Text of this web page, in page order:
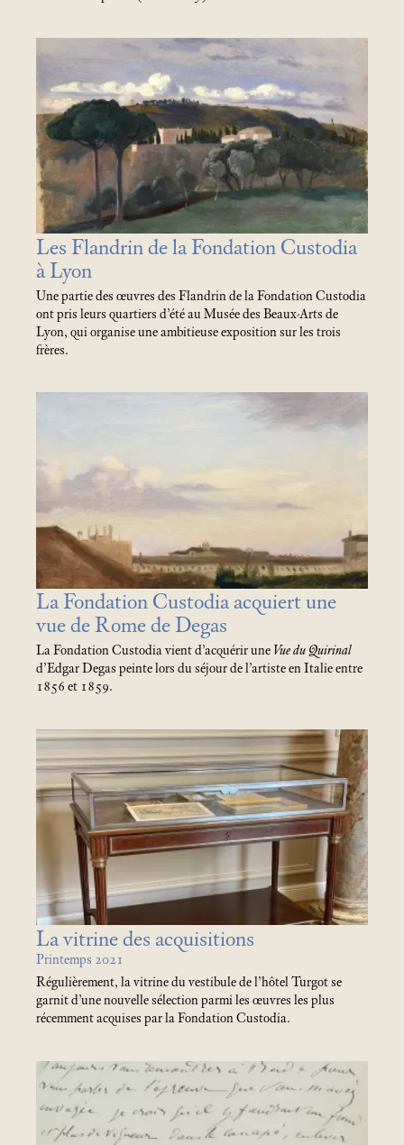
Les Flandrin de la Fondation Custodia
à Lyon
Une partie des œuvres des Flandrin de la Fondation Custodia
ont pris leurs quartiers d’été au Musée des Beaux-Arts de
Lyon, qui organise une ambitieuse exposition sur les trois
frères.
La Fondation Custodia acquiert une
vue de Rome de Degas
La Fondation Custodia vient d’acquérir une Vue du Quirinal
d’Edgar Degas peinte lors du séjour de l’artiste en Italie entre
1856 et 1859.
La vitrine des acquisitions
Printemps 2021
Régulièrement, la vitrine du vestibule de l’hôtel Turgot se
garnit d’une nouvelle sélection parmi les œuvres les plus
récemment acquises par la Fondation Custodia.